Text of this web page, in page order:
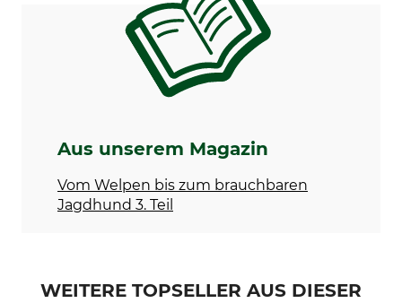
Aus unserem Magazin
Vom Welpen bis zum brauchbaren
Jagdhund 3. Teil
WEITERE TOPSELLER AUS DIESER